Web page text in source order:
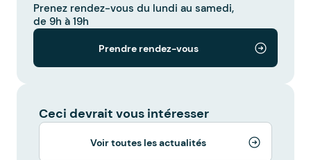
Prenez rendez-vous du lundi au samedi,
de 9h à 19h
Prendre rendez-vous
Ceci devrait vous intéresser
Voir toutes les actualités